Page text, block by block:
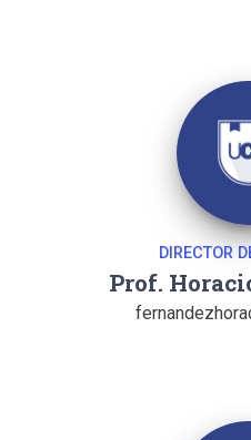
DIRECTOR
Prof.